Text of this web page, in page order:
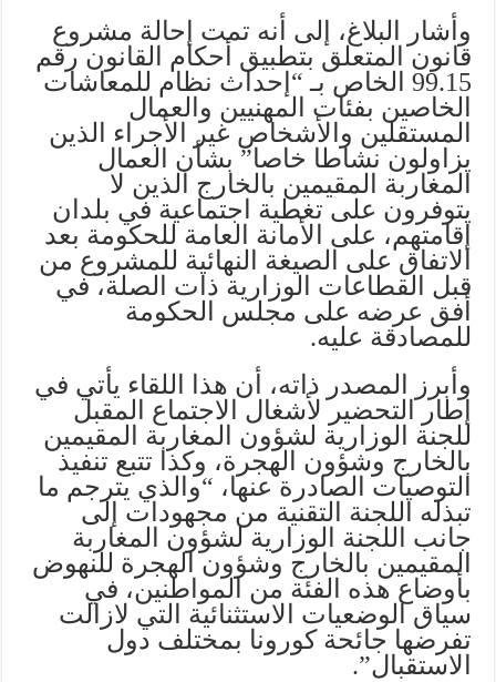
وأشار البلاغ، إلى أنه تمت إحالة مشروع
قانون المتعلق بتطبيق أحكام القانون رقم
99.15 الخاص بـ “إحداث نظام للمعاشات
الخاصين بفئات المهنيين والعمال
المستقلين والأشخاص غير الأجراء الذين
يزاولون نشاطا خاصا” بشأن العمال
المغاربة المقيمين بالخارج الذين لا
يتوفرون على تغطية اجتماعية في بلدان
إقامتهم، على الأمانة العامة للحكومة بعد
الاتفاق على الصيغة النهائية للمشروع من
قبل القطاعات الوزارية ذات الصلة، في
أفق عرضه على مجلس الحكومة
للمصادقة عليه.
وأبرز المصدر ذاته، أن هذا اللقاء يأتي في
إطار التحضير لأشغال الاجتماع المقبل
للجنة الوزارية لشؤون المغاربة المقيمين
بالخارج وشؤون الهجرة، وكذا تتبع تنفيذ
التوصيات الصادرة عنها، “والذي يترجم ما
تبذله اللجنة التقنية من مجهودات إلى
جانب اللجنة الوزارية لشؤون المغاربة
المقيمين بالخارج وشؤون الهجرة للنهوض
بأوضاع هذه الفئة من المواطنين، في
سياق الوضعيات الاستثنائية التي لازالت
تفرضها جائحة كورونا بمختلف دول
الاستقبال”.